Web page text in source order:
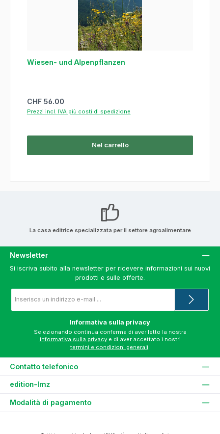
Wiesen- und Alpenpflanzen
Prezzo normale:
CHF 56.00
Prezzi incl. IVA più costi di spedizione
Nel carrello
La casa editrice specializzata per il settore agroalimentare
Newsletter
Si iscriva subito alla newsletter per ricevere informazioni sui nuovi
prodotti e sulle offerte.
e-
*
Informativa sulla privacy
informativa sulla privacy
termini e condizioni generali.
Contatto telefonico
edition-lmz
Modalità di pagamento